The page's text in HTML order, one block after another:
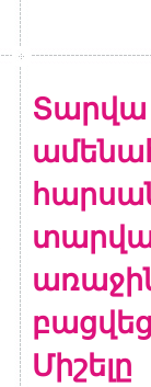
Տարվա
տարվա
Միշելը